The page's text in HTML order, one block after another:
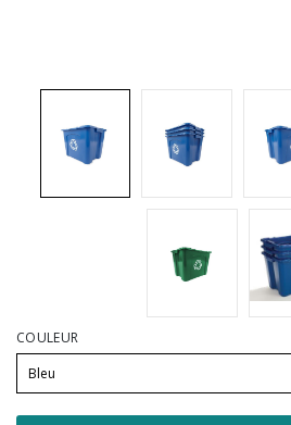
Tampons, porte-tampons et manches
COULEUR